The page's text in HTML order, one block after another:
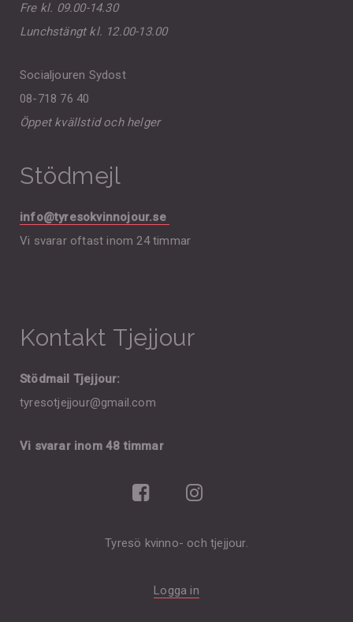
Fre kl. 09.00-14.30
Lunchstängt kl. 12.00-13.00
Socialjouren Sydost
08-718 76 40
Öppet kvällstid och helger
Stödmejl
info@tyresokvinnojour.se
Vi svarar oftast inom 24 timmar
Kontakt Tjejjour
Stödmail Tjejjour:
tyresotjejjour@gmail.com
Vi svarar inom 48 timmar
Tyresö kvinno- och tjejjour.
Logga in